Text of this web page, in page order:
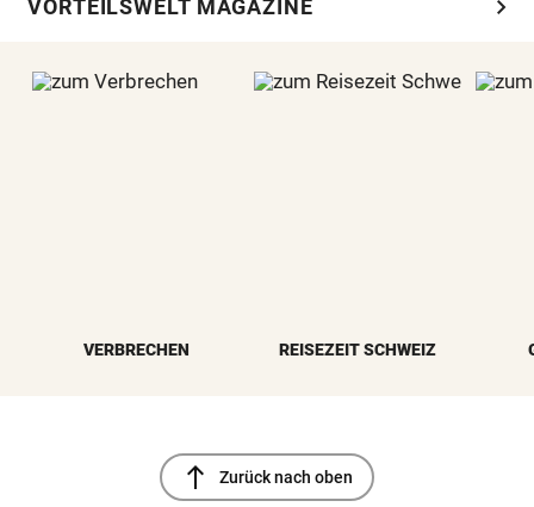
VORTEILSWELT MAGAZINE
VERBRECHEN REISEZEIT SCHWEIZ
north Zurück nach oben